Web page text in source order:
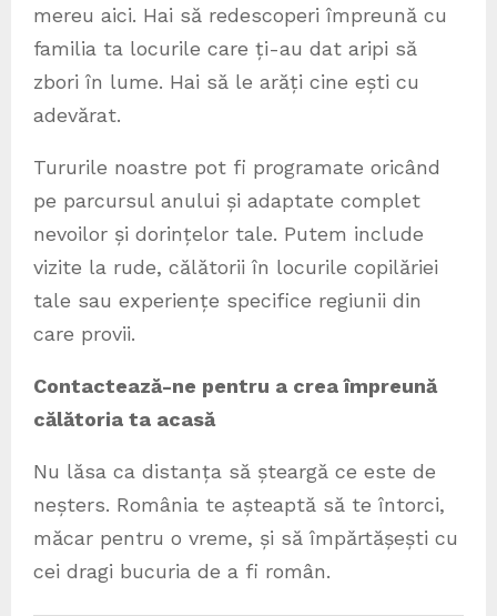
mereu aici. Hai să redescoperi împreună cu
familia ta locurile care ți-au dat aripi să
zbori în lume. Hai să le arăți cine ești cu
adevărat.
Tururile noastre pot fi programate oricând
pe parcursul anului și adaptate complet
nevoilor și dorințelor tale. Putem include
vizite la rude, călătorii în locurile copilăriei
tale sau experiențe specifice regiunii din
care provii.
Contactează-ne pentru a crea împreună
călătoria ta acasă
Nu lăsa ca distanța să șteargă ce este de
neșters. România te așteaptă să te întorci,
măcar pentru o vreme, și să împărtășești cu
cei dragi bucuria de a fi român.